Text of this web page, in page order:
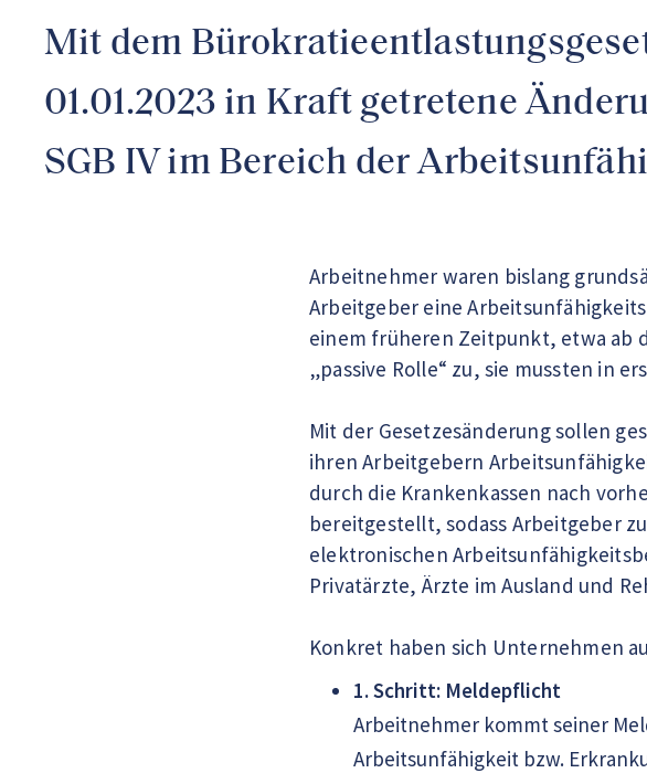
Mit dem
01.01.2023 in Kraft getretene
SGB IV im Bereich der
Arbeitnehmer waren bislang
Arbeitgeber eine
einem früheren Zeitpunkt, etwa ab
„passive Rolle“ zu, sie mussten in
Mit der Gesetzesänderung sollen
ihren Arbeitgebern
durch die Krankenkassen nach
bereitgestellt, sodass Arbeitgeber
elektronischen
Privatärzte, Ärzte im Ausland und
Konkret haben sich Unternehmen
1. Schritt: Meldepflicht
Arbeitnehmer kommt seiner
Arbeitsunfähigkeit bzw.